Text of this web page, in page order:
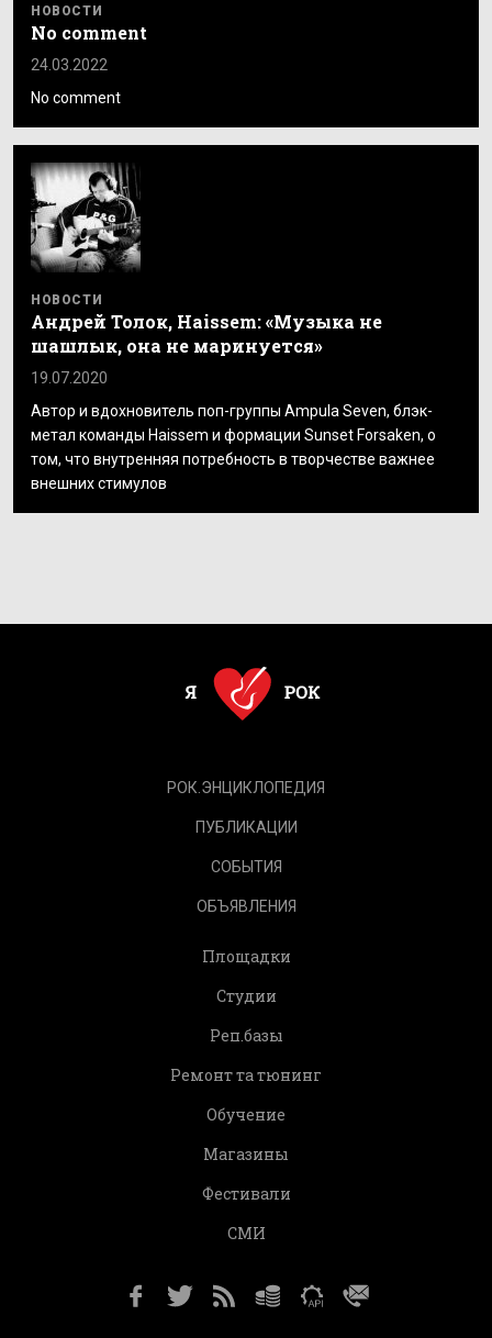
НОВОСТИ
No comment
24.03.2022
No comment
НОВОСТИ
Андрей Толок, Haissem: «Музыка не
шашлык, она не маринуется»
19.07.2020
Автор и вдохновитель поп-группы Ampula Seven, блэк-
метал команды Haissem и формации Sunset Forsaken, о
том, что внутренняя потребность в творчестве важнее
внешних стимулов
РОК.ЭНЦИКЛОПЕДИЯ
ПУБЛИКАЦИИ
СОБЫТИЯ
ОБЪЯВЛЕНИЯ
Площадки
Студии
Реп.базы
Ремонт та тюнинг
Обучение
Магазины
Фестивали
СМИ